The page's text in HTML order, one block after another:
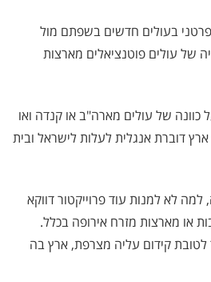
פרטני בעולים חדשים בשפתם מול
של עולים פוטנציאלים מארצות
כוונה של עולים מארה"ב או קנדה ואו
דוברת אנגלית לעלות לישראל ובית
למה לא למנות עוד פרוייקטור דווקא
או מארצות מזרח אירופה בכלל.
לטובת קידום עליה מצרפת, ארץ בה